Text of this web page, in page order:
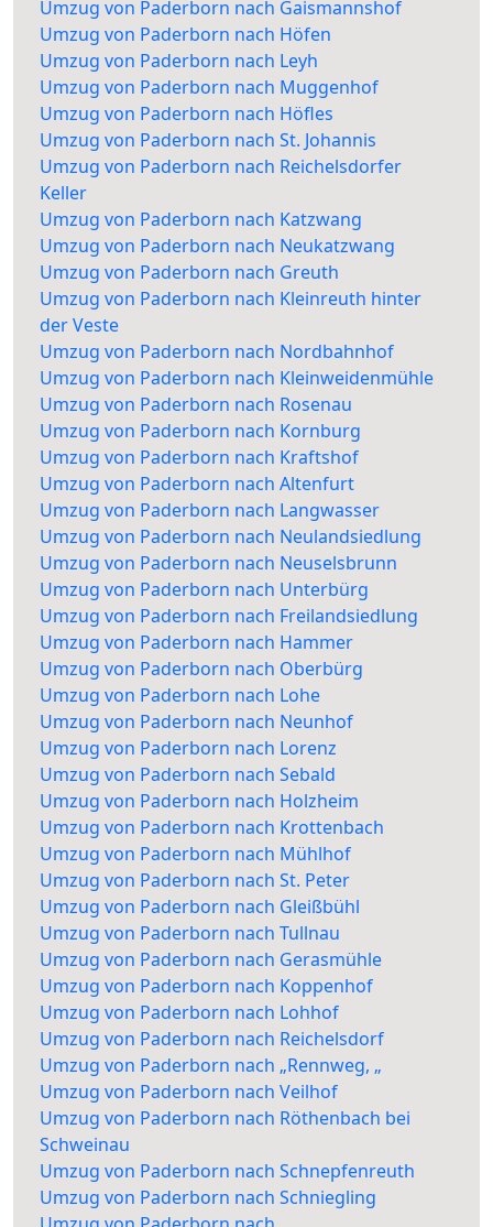
Umzug von Paderborn nach Gaismannshof
Umzug von Paderborn nach Höfen
Umzug von Paderborn nach Leyh
Umzug von Paderborn nach Muggenhof
Umzug von Paderborn nach Höfles
Umzug von Paderborn nach St. Johannis
Umzug von Paderborn nach Reichelsdorfer
Keller
Umzug von Paderborn nach Katzwang
Umzug von Paderborn nach Neukatzwang
Umzug von Paderborn nach Greuth
Umzug von Paderborn nach Kleinreuth hinter
der Veste
Umzug von Paderborn nach Nordbahnhof
Umzug von Paderborn nach Kleinweidenmühle
Umzug von Paderborn nach Rosenau
Umzug von Paderborn nach Kornburg
Umzug von Paderborn nach Kraftshof
Umzug von Paderborn nach Altenfurt
Umzug von Paderborn nach Langwasser
Umzug von Paderborn nach Neulandsiedlung
Umzug von Paderborn nach Neuselsbrunn
Umzug von Paderborn nach Unterbürg
Umzug von Paderborn nach Freilandsiedlung
Umzug von Paderborn nach Hammer
Umzug von Paderborn nach Oberbürg
Umzug von Paderborn nach Lohe
Umzug von Paderborn nach Neunhof
Umzug von Paderborn nach Lorenz
Umzug von Paderborn nach Sebald
Umzug von Paderborn nach Holzheim
Umzug von Paderborn nach Krottenbach
Umzug von Paderborn nach Mühlhof
Umzug von Paderborn nach St. Peter
Umzug von Paderborn nach Gleißbühl
Umzug von Paderborn nach Tullnau
Umzug von Paderborn nach Gerasmühle
Umzug von Paderborn nach Koppenhof
Umzug von Paderborn nach Lohhof
Umzug von Paderborn nach Reichelsdorf
Umzug von Paderborn nach „Rennweg, „
Umzug von Paderborn nach Veilhof
Umzug von Paderborn nach Röthenbach bei
Schweinau
Umzug von Paderborn nach Schnepfenreuth
Umzug von Paderborn nach Schniegling